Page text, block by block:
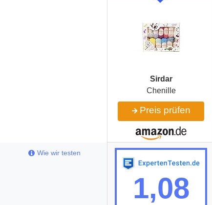
Sirdar
Chenille
Preis prüfen
1,08
Wie wir testen